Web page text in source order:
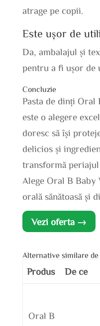
atrage pe copii.
Este ușor de
Da, ambalajul și
pentru a fi ușor de
Concluzie
Pasta de dinți Oral
este o alegere
doresc să își
delicios și
transformă
Alege Oral B Baby
orală sănătoasă și
Vezi oferta →
Alternative similare
Produs De ce
Oral B